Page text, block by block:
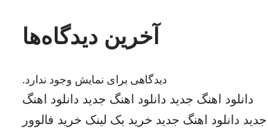
آخرین دیدگاه‌ها
دیدگاهی برای نمایش وجود ندارد.
دانلود اهنگ جدید دانلود اهنگ جدید دانلود اهنگ
جدید دانلود اهنگ جدید خرید بک لینک خرید فالوور